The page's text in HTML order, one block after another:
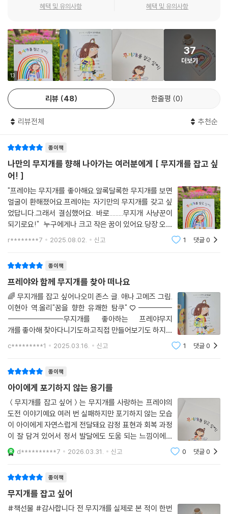
이터 등 무지개색을 찾을 수 있는 곳이면 어디든 좋다. 즐겁고 긍정적인 탐
이 책 뒤표지에 있는 QR 코드를 찍으면 ‘나도 무지개를 잡을래요!’ 독후활
동지를 다운로드받을 수 있다. 프레야처럼 무지개 각각의 색을 찾으며 목
록에서 체크해 나가는 과정은 아이들에게 성취감을 줄 것이다. 좋아하는
색으로 무지개를 칠해 보는 활동도 함께 즐겨 보자.
혜택 및 유의사항 혜택 및 유의사항
13
37
더보기
리뷰 48 한줄평 0
리뷰전체 추천순
종이책
나만의 무지개를 향해 나아가는 여러분에게 [ 무지개를 잡고 싶
어! ]
"프레야는 무지개를 좋아해요.알록달록한 무지개를 보면
얼굴이 환해졌어요.프레야는 자기만의 무지개를 갖고 싶
었답니다.그래서 결심했어요. 바로.........무지개 사냥꾼이
되기로요!" 누구에게나 크고 작은 꿈이 있어요.당장 오늘
꼭 이루고 싶은 목표가 있을 수도 있고요.1년을 두고 10년
r********7 2025.08.02. 신고 1 댓글0
종이책
프레야와 함께 무지개를 찾아 떠나요
🌈 무지개를 잡고 싶어나오미 존스 글. 애나 고메즈 그림.
이현아 역.올리"꿈을 향한 유쾌한 탐쿠"♡-----------
------------------무지개를 좋아하는 프레야무지
개를 좋아해 찾아다니기도하고직접 만들어보기도 하지만
무지개를 만들수는 없었어요 ㅠㅠ무지개 사냥꾼이 된 프
c*********1 2025.03.16. 신고 1 댓글0
종이책
아이에게 포기하지 않는 용기를
＜무지개를 잡고 싶어＞는 무지개를 사랑하는 프레야의
도전 이야기예요 여러 번 실패하지만 포기하지 않는 모습
이 아이에게 자연스럽게 전달돼요 감정 표현과 회복 과정
이 잘 담겨 있어서 정서 발달에도 도움 되는 느낌이에요
책 속에 숨어있는 무지개 찾는 재미도 있어서 집중도가 높
아요 읽고 나서 색깔 찾기 놀이까지 이어지니까 더 즐거워
d**********7 2026.03.31. 신고 0 댓글0
종이책
무지개를 잡고 싶어
#책선물 #감사합니다 전 무지개를 실제로 본 적이 한번